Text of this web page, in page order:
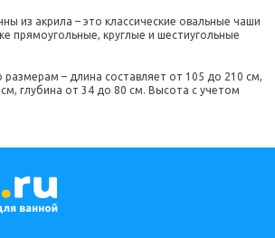
из акрила – это классические овальные чаши
прямоугольные, круглые и шестиугольные
– длина составляет от 105 до 210 см,
глубина от 34 до 80 см. Высота с учетом